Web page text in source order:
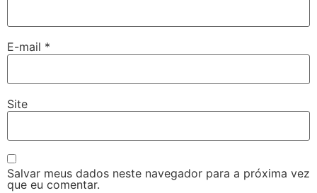
E-mail *
Site
Salvar meus dados neste navegador para a próxima vez
que eu comentar.